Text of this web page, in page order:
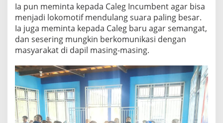
Ia pun meminta kepada Caleg Incumbent agar bisa
menjadi lokomotif mendulang suara paling besar.
Ia juga meminta kepada Caleg baru agar semangat,
dan sesering mungkin berkomunikasi dengan
masyarakat di dapil masing-masing.